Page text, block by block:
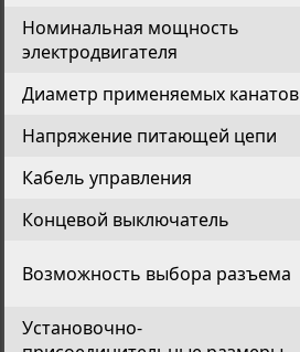
Номинальная мощность
электродвигателя
Диаметр применяемых канатов
Напряжение питающей цепи
Кабель управления
Концевой выключатель
Возможность выбора разъема
Установочно-